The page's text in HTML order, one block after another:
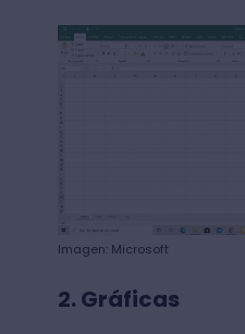
Imagen: Microsoft
2. Gráficas